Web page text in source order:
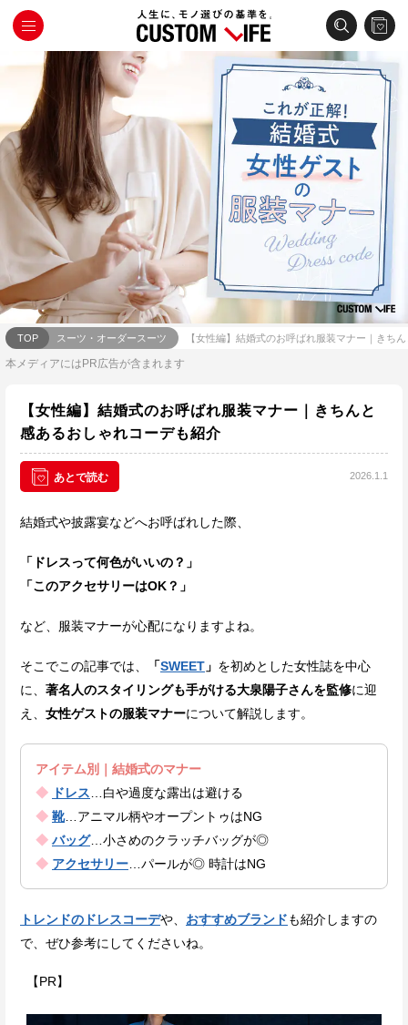
TOP スーツ・オーダースーツ 【女性編】結婚式のお呼ばれ服装マナー｜きち
本メディアにはPR広告が含まれます
【女性編】結婚式のお呼ばれ服装マナー｜きちんと
感あるおしゃれコーデも紹介
あとで読む 2026.1.1
結婚式や披露宴などへお呼ばれした際、
「ドレスって何色がいいの？」
「このアクセサリーはOK？」
など、服装マナーが心配になりますよね。
そこでこの記事では、 「SWEET 」 を初めとした女性誌を中心
に、 著名人のスタイリングも手がける大泉陽子さんを監修に迎
え、 女性ゲストの服装マナーについて解説します。
アイテム別｜結婚式のマナー
◆ ドレス …白や過度な露出は避ける
◆ 靴…アニマル柄やオープントゥはNG
◆ バッグ…小さめのクラッチバッグが◎
◆ アクセサリー …パールが◎ 時計はNG
トレンドのドレスコーデや、 おすすめブランドも紹介しますの
で、ぜひ参考にしてくださいね。
【PR】